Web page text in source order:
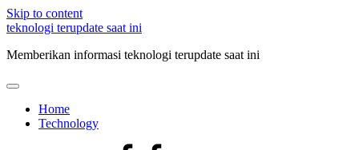
Skip to content
teknologi terupdate saat ini
Memberikan informasi teknologi terupdate saat ini
Home
Technology